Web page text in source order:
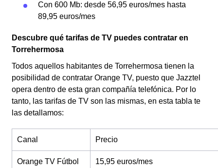
Con 600 Mb: desde 56,95 euros/mes hasta
89,95 euros/mes
Descubre qué tarifas de TV puedes contratar en
Torrehermosa
Todos aquellos habitantes de Torrehermosa tienen la
posibilidad de contratar Orange TV, puesto que Jazztel
opera dentro de esta gran compañía telefónica. Por lo
tanto, las tarifas de TV son las mismas, en esta tabla te
las detallamos:
Canal Precio
Orange TV Fútbol 15,95 euros/mes